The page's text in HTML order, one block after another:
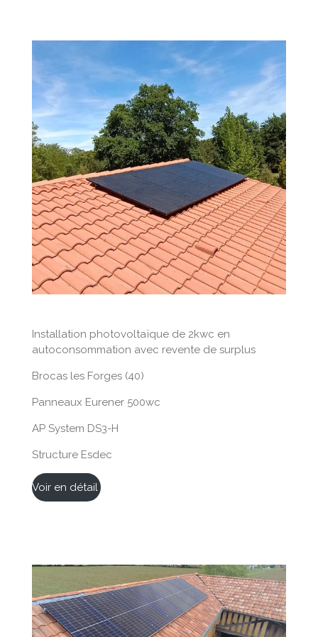
Installation photovoltaïque de 2kwc en
autoconsommation avec revente de surplus
Brocas les Forges (40)
Panneaux Eurener 500wc
AP System DS3-H
Structure Esdec
Voir en détail